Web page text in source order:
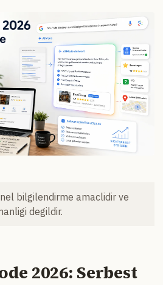
bilgilendirme amaclidir ve
degildir.
2026: Serbest